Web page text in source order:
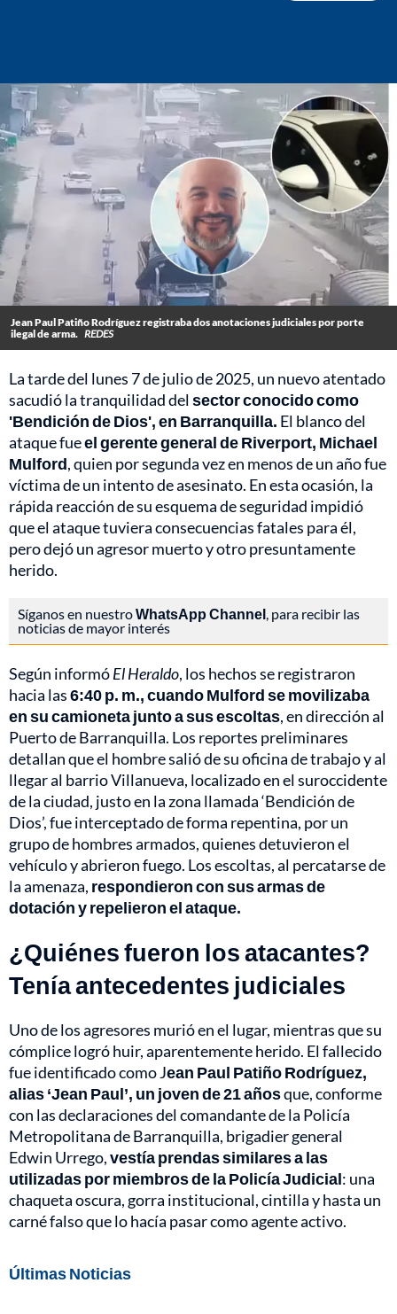
Jean Paul Patiño Rodríguez registraba dos anotaciones judiciales por porte
ilegal de arma. REDES
La tarde del lunes 7 de julio de 2025, un nuevo atentado
sacudió la tranquilidad delsector conocido como
'Bendición de Dios', en Barranquilla. El blanco del
ataque fueel gerente general de Riverport, Michael
Mulford, quien por segunda vez en menos de un año fue
víctima de un intento de asesinato. En esta ocasión, la
rápida reacción de su esquema de seguridad impidió
que el ataque tuviera consecuencias fatales para él,
pero dejó un agresor muerto y otro presuntamente
herido.
Síganos en nuestroWhatsApp Channel, para recibir las
noticias de mayor interés
Según informóEl Heraldo, los hechos se registraron
hacia las6:40 p. m., cuando Mulford se movilizaba
en su camioneta junto a sus escoltas, en dirección al
Puerto de Barranquilla. Los reportes preliminares
detallan que el hombre salió de su oficina de trabajo y al
llegar al barrio Villanueva, localizado en el suroccidente
de la ciudad, justo en la zona llamada ‘Bendición de
Dios’, fue interceptado de forma repentina, por un
grupo de hombres armados, quienes detuvieron el
vehículo y abrieron fuego. Los escoltas, al percatarse de
la amenaza, respondieron con sus armas de
dotación y repelieron el ataque.
¿Quiénes fueron los atacantes?
Tenía antecedentes judiciales
Uno de los agresores murió en el lugar, mientras que su
cómplice logró huir, aparentemente herido. El fallecido
fue identificado como Jean Paul Patiño Rodríguez,
alias ‘Jean Paul’, un joven de 21 añosque, conforme
con las declaraciones del comandante de la Policía
Metropolitana de Barranquilla, brigadier general
Edwin Urrego,vestía prendas similares a las
utilizadas por miembros de la Policía Judicial: una
chaqueta oscura, gorra institucional, cintilla y hasta un
carné falso que lo hacía pasar como agente activo.
Últimas Noticias